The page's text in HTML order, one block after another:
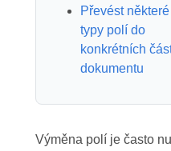
Převést některé
typy polí do
konkrétních
dokumentu
Výměna polí je často